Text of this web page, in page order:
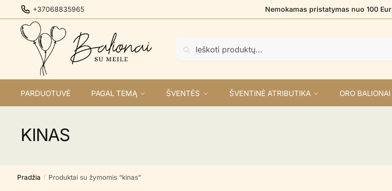
to
navigation
to
content
+37068835965 Nemokamas pristatymas nuo 100 Eur
PARDUOTUVĖ PAGAL TEMĄ ŠVENTĖS ŠVENTINĖ ATRIBUTIKA ORO BALIONAI
KINAS
Pradžia / Produktai su žymomis “kinas”